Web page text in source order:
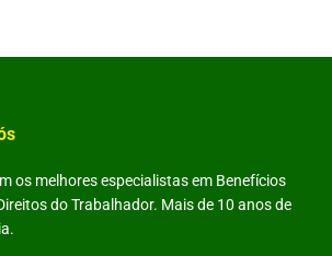
os melhores especialistas em Benefícios
do Trabalhador. Mais de 10 anos de